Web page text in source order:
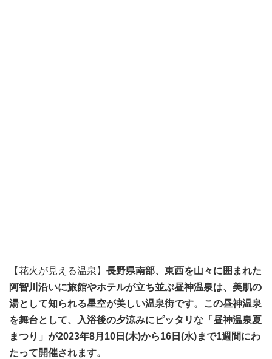
【花火が見える温泉】 長野県南部、東西を山々に囲まれた
阿智川沿いに旅館やホテルが立ち並ぶ昼神温泉は、美肌の
湯として知られる星空が美しい温泉街です。この昼神温泉
を舞台として、入浴後の夕涼みにピッタリな「昼神温泉夏
まつり」が2023年8月10日(木)から16日(水)まで1週間にわ
たって開催されます。